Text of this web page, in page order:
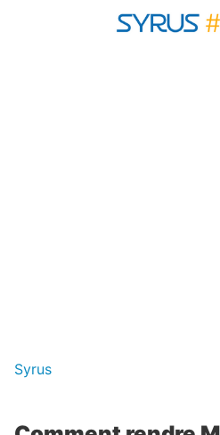
Syrus